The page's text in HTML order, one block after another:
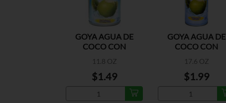
GOYA AGUA DE
COCO CON
11.8 OZ
$1.49
GOYA AGUA DE
COCO CON
17.6 OZ
$1.99